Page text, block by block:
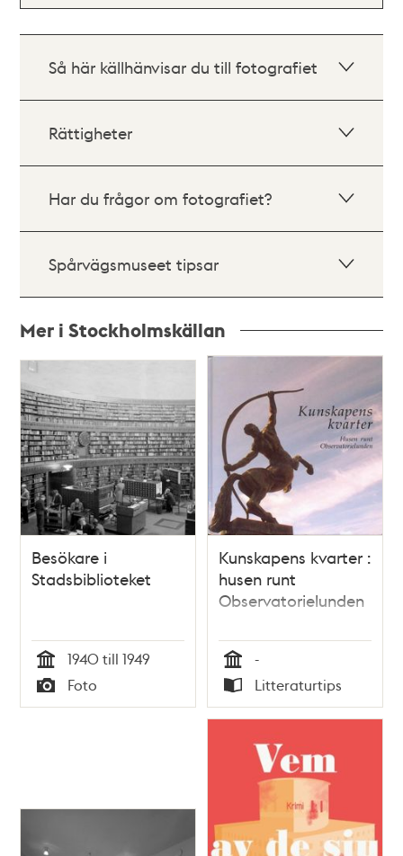
Så här källhänvisar du till fotografiet
Rättigheter
Har du frågor om fotografiet?
Spårvägsmuseet tipsar
Mer i Stockholmskällan
Relaterade
poster
och
teman
Besökare i
Stadsbiblioteket
Tid
1940 till 1949
Typ
Foto
Kunskapens kvarter :
husen runt
Observatorielunden
Tid
-
Typ
Litteraturtips